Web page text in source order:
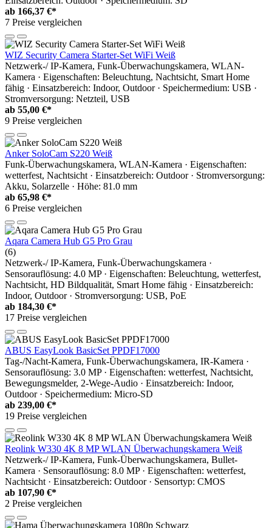
ab 166,37 €*
7 Preise vergleichen
WIZ Security Camera Starter-Set WiFi Weiß
Netzwerk-/ IP-Kamera, Funk-Überwachungskamera, WLAN-
Kamera · Eigenschaften: Beleuchtung, Nachtsicht, Smart Home
fähig · Einsatzbereich: Indoor, Outdoor · Speichermedium: USB ·
Stromversorgung: Netzteil, USB
ab 55,00 €*
9 Preise vergleichen
Anker SoloCam S220 Weiß
Funk-Überwachungskamera, WLAN-Kamera · Eigenschaften:
wetterfest, Nachtsicht · Einsatzbereich: Outdoor · Stromversorgung:
Akku, Solarzelle · Höhe: 81.0 mm
ab 65,98 €*
6 Preise vergleichen
Aqara Camera Hub G5 Pro Grau
(6)
Netzwerk-/ IP-Kamera, Funk-Überwachungskamera ·
Sensorauflösung: 4.0 MP · Eigenschaften: Beleuchtung, wetterfest,
Nachtsicht, HD Bildqualität, Smart Home fähig · Einsatzbereich:
Indoor, Outdoor · Stromversorgung: USB, PoE
ab 184,30 €*
17 Preise vergleichen
ABUS EasyLook BasicSet PPDF17000
Tag-/Nacht-Kamera, Funk-Überwachungskamera, IR-Kamera ·
Sensorauflösung: 3.0 MP · Eigenschaften: wetterfest, Nachtsicht,
Bewegungsmelder, 2-Wege-Audio · Einsatzbereich: Indoor,
Outdoor · Speichermedium: Micro-SD
ab 239,00 €*
19 Preise vergleichen
Reolink W330 4K 8 MP WLAN Überwachungskamera Weiß
Netzwerk-/ IP-Kamera, Funk-Überwachungskamera, Bullet-
Kamera · Sensorauflösung: 8.0 MP · Eigenschaften: wetterfest,
Nachtsicht · Einsatzbereich: Outdoor · Sensortyp: CMOS
ab 107,90 €*
2 Preise vergleichen